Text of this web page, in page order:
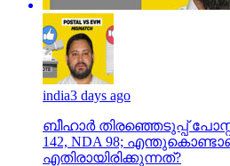
india3 days ago
ബീഹാർ തിരഞ്ഞെടുപ്പ്
142, NDA 98;
എതിരായിരിക്കുന്നത്?